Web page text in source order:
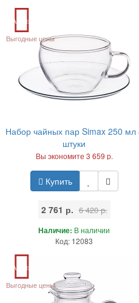
Акция
Выгодные цены
Набор чайных пар Simax 250 мл
штуки
Вы экономите 3 659 р.
Купить
2 761 р. 6 420 р.
Наличие: В наличии
Код: 12083
Акция
Выгодные цены